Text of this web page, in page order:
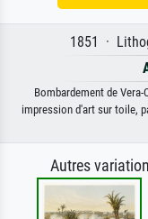
1851 ·
Bombardement de Vera-
impression d'art sur toile,
Autres